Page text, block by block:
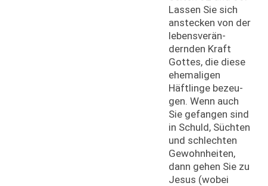
Lassen Sie sich
anstecken von der
lebensverän-
dernden Kraft
Gottes, die diese
ehemaligen
Häftlinge bezeu-
gen. Wenn auch
Sie gefangen sind
in Schuld, Süchten
und schlechten
Gewohnheiten,
dann gehen Sie zu
Jesus (wobei